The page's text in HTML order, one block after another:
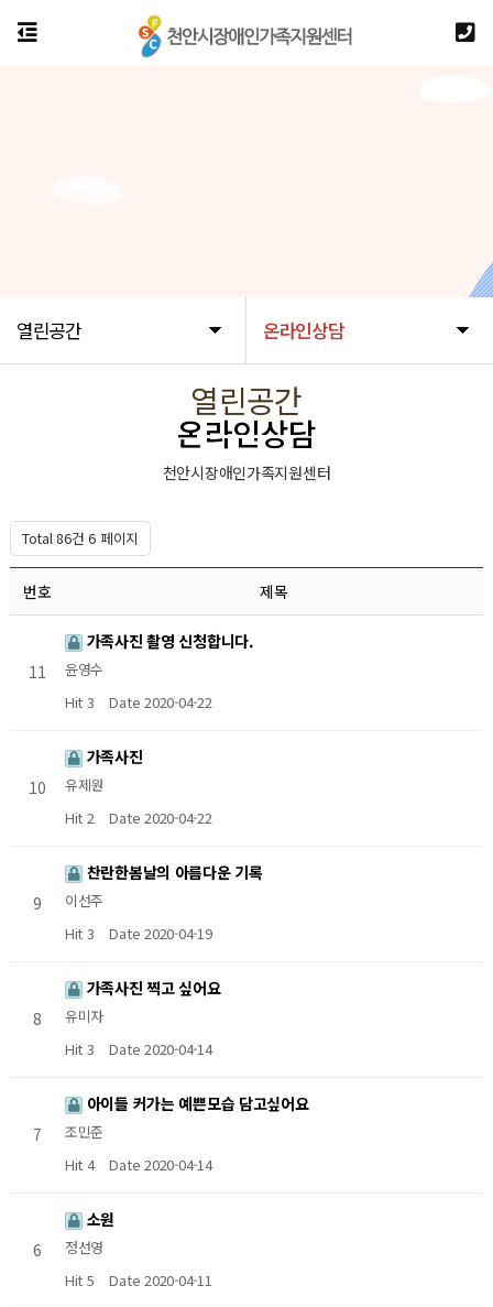
열린공간 온라인상담
열린공간
온라인상담
천안시장애인가족지원센터
Total 86건 6 페이지
번호 제목
11
가족사진 촬영 신청합니다.
윤영수
Hit 3
Date 2020-04-22
10
가족사진
유제원
Hit 2
Date 2020-04-22
9
찬란한봄날의 아름다운 기록
이선주
Hit 3
Date 2020-04-19
8
가족사진 찍고 싶어요
유미자
Hit 3
Date 2020-04-14
7
아이들 커가는 예쁜모습 담고싶어요
조민준
Hit 4
Date 2020-04-14
6
소원
정선영
Hit 5
Date 2020-04-11